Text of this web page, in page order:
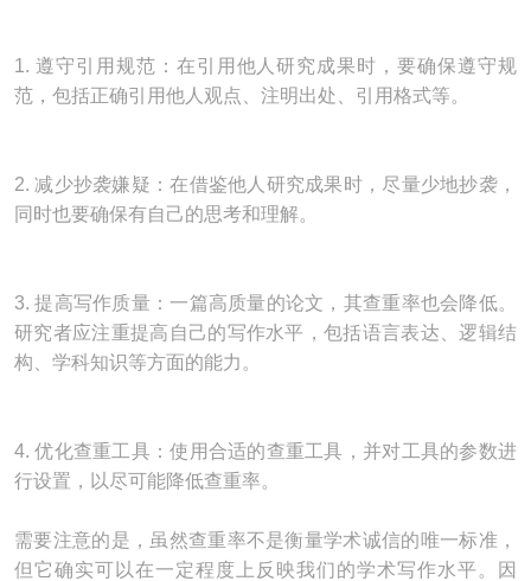
1. 遵守引用规范：在引用他人研究成果时，要确保遵守规
范，包括正确引用他人观点、注明出处、引用格式等。
2. 减少抄袭嫌疑：在借鉴他人研究成果时，尽量少地抄袭，
同时也要确保有自己的思考和理解。
3. 提高写作质量：一篇高质量的论文，其查重率也会降低。
研究者应注重提高自己的写作水平，包括语言表达、逻辑结
构、学科知识等方面的能力。
4. 优化查重工具：使用合适的查重工具，并对工具的参数进
行设置，以尽可能降低查重率。
需要注意的是，虽然查重率不是衡量学术诚信的唯一标准，
但它确实可以在一定程度上反映我们的学术写作水平。因